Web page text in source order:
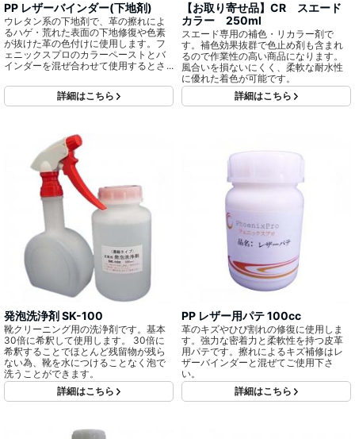
PP レザーバインダー(下地剤)
ウレタン系の下地剤で、革の擦れによ
るハゲ・荒れた表面の下地修復や色素
が抜けた革の色付けに使用します。フ
ェニックスプロのカラーペーストとバ
インダーを混ぜ合わせて使用するとさ
詳細はこちら
【お取り寄せ品】CR スエード
カラー 250ml
スエード専用の補色・リカラー剤で
す。補色効果抜群で色止め剤も含まれ
るので作業性の高い商品になります。
風合いを損ないにくく、柔軟な耐水性
に優れた着色が可能です。
詳細はこちら
発泡洗浄剤 SK-100
靴クリーニング用の洗浄剤です。基本
30倍に希釈して使用します。 30倍に
希釈することでほとんど残留物が残ら
ない為、靴を水につけることなく泡で
洗うことができます。
詳細はこちら
PP レザー用パテ 100cc
革のキズやひび割れの修復に使用しま
す。強力な密着力と柔軟性を持つ皮革
用パテです。擦れによるキズ補修はレ
ザーバインダーと混ぜてご使用下さ
い。
詳細はこちら